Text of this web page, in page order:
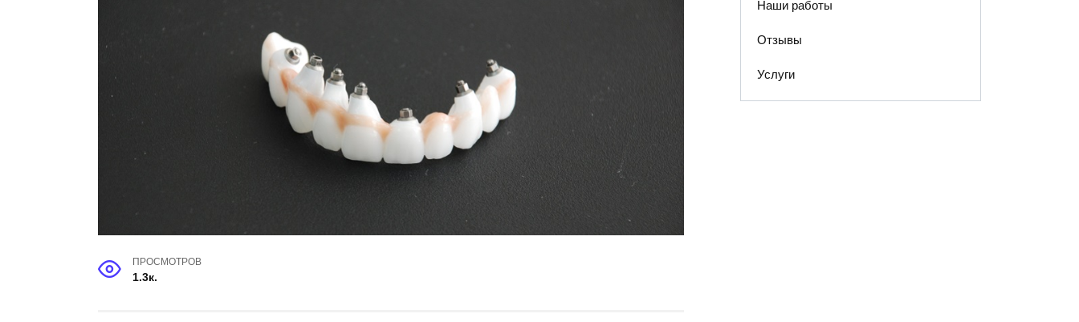
ПРОСМОТРОВ
1.3к.
Наши работы
Отзывы
Услуги